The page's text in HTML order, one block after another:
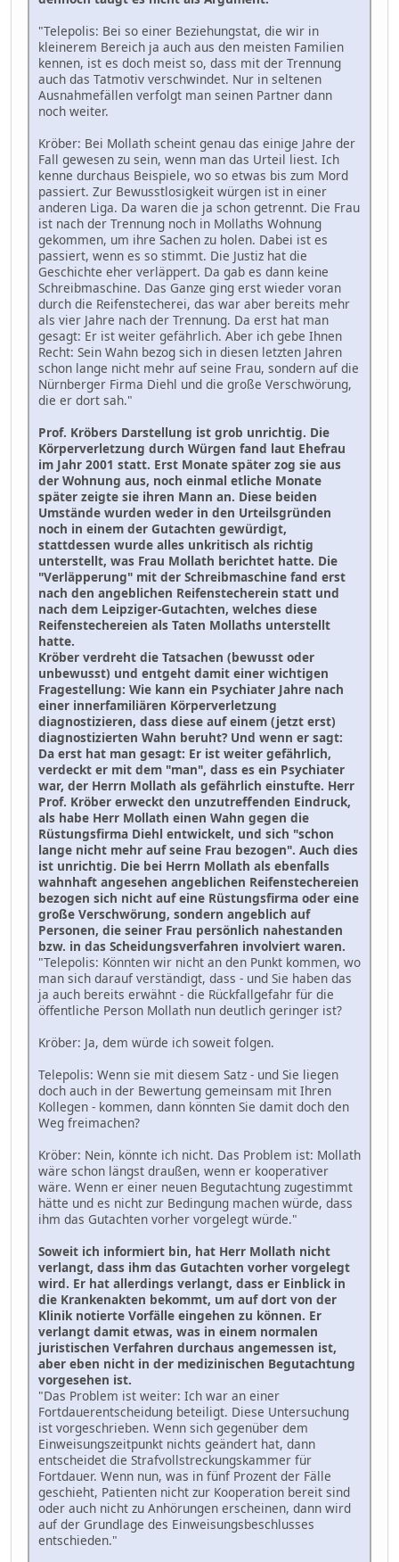
"Telepolis: Bei so einer Beziehungstat, die wir in
kleinerem Bereich ja auch aus den meisten Familien
kennen, ist es doch meist so, dass mit der Trennung
auch das Tatmotiv verschwindet. Nur in seltenen
Ausnahmefällen verfolgt man seinen Partner dann
noch weiter.
Kröber: Bei Mollath scheint genau das einige Jahre der
Fall gewesen zu sein, wenn man das Urteil liest. Ich
kenne durchaus Beispiele, wo so etwas bis zum Mord
passiert. Zur Bewusstlosigkeit würgen ist in einer
anderen Liga. Da waren die ja schon getrennt. Die Frau
ist nach der Trennung noch in Mollaths Wohnung
gekommen, um ihre Sachen zu holen. Dabei ist es
passiert, wenn es so stimmt. Die Justiz hat die
Geschichte eher verläppert. Da gab es dann keine
Schreibmaschine. Das Ganze ging erst wieder voran
durch die Reifenstecherei, das war aber bereits mehr
als vier Jahre nach der Trennung. Da erst hat man
gesagt: Er ist weiter gefährlich. Aber ich gebe Ihnen
Recht: Sein Wahn bezog sich in diesen letzten Jahren
schon lange nicht mehr auf seine Frau, sondern auf die
Nürnberger Firma Diehl und die große Verschwörung,
die er dort sah."
Prof. Kröbers Darstellung ist grob unrichtig. Die
Körperverletzung durch Würgen fand laut Ehefrau
im Jahr 2001 statt. Erst Monate später zog sie aus
der Wohnung aus, noch einmal etliche Monate
später zeigte sie ihren Mann an. Diese beiden
Umstände wurden weder in den Urteilsgründen
noch in einem der Gutachten gewürdigt,
stattdessen wurde alles unkritisch als richtig
unterstellt, was Frau Mollath berichtet hatte. Die
"Verläpperung" mit der Schreibmaschine fand erst
nach den angeblichen Reifenstecherein statt und
nach dem Leipziger-Gutachten, welches diese
Reifenstechereien als Taten Mollaths unterstellt
hatte.
Kröber verdreht die Tatsachen (bewusst oder
unbewusst) und entgeht damit einer wichtigen
Fragestellung: Wie kann ein Psychiater Jahre nach
einer innerfamiliären Körperverletzung
diagnostizieren, dass diese auf einem (jetzt erst)
diagnostizierten Wahn beruht? Und wenn er sagt:
Da erst hat man gesagt: Er ist weiter gefährlich,
verdeckt er mit dem "man", dass es ein Psychiater
war, der Herrn Mollath als gefährlich einstufte. Herr
Prof. Kröber erweckt den unzutreffenden Eindruck,
als habe Herr Mollath einen Wahn gegen die
Rüstungsfirma Diehl entwickelt, und sich "schon
lange nicht mehr auf seine Frau bezogen". Auch dies
ist unrichtig. Die bei Herrn Mollath als ebenfalls
wahnhaft angesehen angeblichen Reifenstechereien
bezogen sich nicht auf eine Rüstungsfirma oder eine
große Verschwörung, sondern angeblich auf
Personen, die seiner Frau persönlich nahestanden
bzw. in das Scheidungsverfahren involviert waren.
"Telepolis: Könnten wir nicht an den Punkt kommen, wo
man sich darauf verständigt, dass - und Sie haben das
ja auch bereits erwähnt - die Rückfallgefahr für die
öffentliche Person Mollath nun deutlich geringer ist?
Kröber: Ja, dem würde ich soweit folgen.
Telepolis: Wenn sie mit diesem Satz - und Sie liegen
doch auch in der Bewertung gemeinsam mit Ihren
Kollegen - kommen, dann könnten Sie damit doch den
Weg freimachen?
Kröber: Nein, könnte ich nicht. Das Problem ist: Mollath
wäre schon längst draußen, wenn er kooperativer
wäre. Wenn er einer neuen Begutachtung zugestimmt
hätte und es nicht zur Bedingung machen würde, dass
ihm das Gutachten vorher vorgelegt würde."
Soweit ich informiert bin, hat Herr Mollath nicht
verlangt, dass ihm das Gutachten vorher vorgelegt
wird. Er hat allerdings verlangt, dass er Einblick in
die Krankenakten bekommt, um auf dort von der
Klinik notierte Vorfälle eingehen zu können. Er
verlangt damit etwas, was in einem normalen
juristischen Verfahren durchaus angemessen ist,
aber eben nicht in der medizinischen Begutachtung
vorgesehen ist.
"Das Problem ist weiter: Ich war an einer
Fortdauerentscheidung beteiligt. Diese Untersuchung
ist vorgeschrieben. Wenn sich gegenüber dem
Einweisungszeitpunkt nichts geändert hat, dann
entscheidet die Strafvollstreckungskammer für
Fortdauer. Wenn nun, was in fünf Prozent der Fälle
geschieht, Patienten nicht zur Kooperation bereit sind
oder auch nicht zu Anhörungen erscheinen, dann wird
auf der Grundlage des Einweisungsbeschlusses
entschieden."